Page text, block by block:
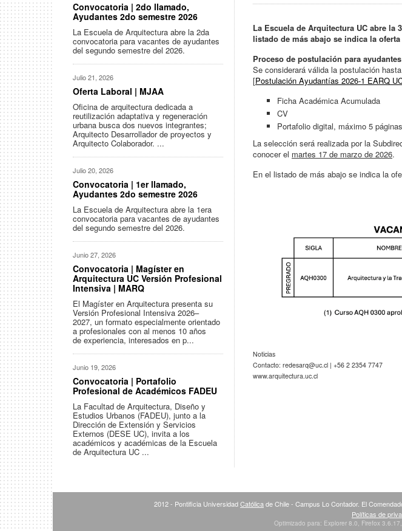
La Escuela de Arquitectura UC abre la
listado de más abajo se indica la
Proceso de postulación para
Se considerará válida la postulación
[Postulación Ayudantías 2026-1 EARQ
Ficha Académica Acumulada
CV
Portafolio digital, máximo 5 páginas
La selección será realizada por la
conocer el martes 17 de marzo de 2026.
En el listado de más abajo se indica la
Noticias
Contacto: redesarq@uc.cl | +56 2 2354 7747
www.arquitectura.uc.cl
Convocatoria | 2do llamado,
Ayudantes 2do semestre 2026
La Escuela de Arquitectura abre la 2da
convocatoria para vacantes de ayudantes
del segundo semestre del 2026.
Julio 21, 2026
Oferta Laboral | MJAA
Oficina de arquitectura dedicada a
reutilización adaptativa y regeneración
urbana busca dos nuevos integrantes;
Arquitecto Desarrollador de proyectos y
Arquitecto Colaborador. ...
Julio 20, 2026
Convocatoria | 1er llamado,
Ayudantes 2do semestre 2026
La Escuela de Arquitectura abre la 1era
convocatoria para vacantes de ayudantes
del segundo semestre del 2026.
Junio 27, 2026
Convocatoria | Magíster en
Arquitectura UC Versión Profesional
Intensiva | MARQ
El Magíster en Arquitectura presenta su
Versión Profesional Intensiva 2026–
2027, un formato especialmente orientado
a profesionales con al menos 10 años
de experiencia, interesados en p...
Junio 19, 2026
Convocatoria | Portafolio
Profesional de Académicos FADEU
La Facultad de Arquitectura, Diseño y
Estudios Urbanos (FADEU), junto a la
Dirección de Extensión y Servicios
Externos (DESE UC), invita a los
académicos y académicas de la Escuela
de Arquitectura UC ...
2012 - Pontificia UniversidadCatólica de Chile - Campus Lo Contador. El
Políticas de
Optimizado para: Explorer 8.0, Firefox